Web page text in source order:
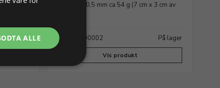
cm af
På lager
1,0 / 0,8 / 0,5 mm ca 54 g (7 cm x 3 cm av
Varenr. 400002 På lager
Vis produkt
ALLE